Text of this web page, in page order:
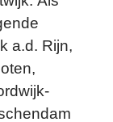
a.d. Rijn,